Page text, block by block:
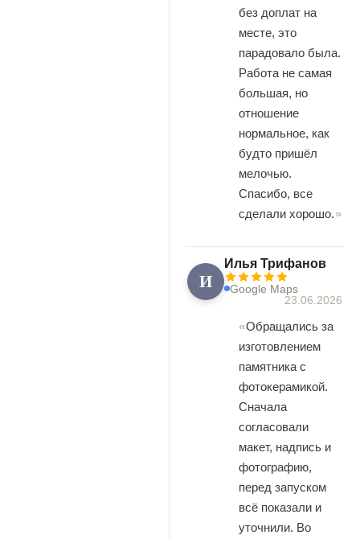
без доплат на
месте, это
парадовало была.
Работа не самая
большая, но
отношение
нормальное, как
будто пришёл
мелочью.
Спасибо, все
сделали хорошо.
И
Илья Трифанов
Google Maps
23.06.2026
Обращались за
изготовлением
памятника с
фотокерамикой.
Сначала
согласовали
макет, надпись и
фотографию,
перед запуском
всё показали и
уточнили. Во